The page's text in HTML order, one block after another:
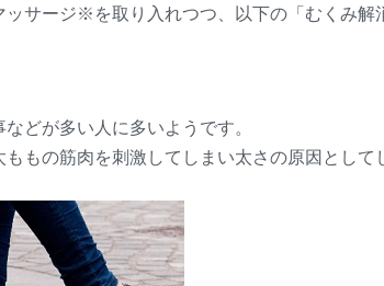
サージ※を取り入れつつ、以下の「むくみ解
どが多い人に多いようです。
もの筋肉を刺激してしまい太さの原因として